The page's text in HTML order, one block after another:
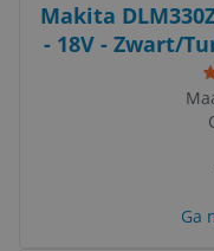
Makita
- 18V - Zwart/
Ga